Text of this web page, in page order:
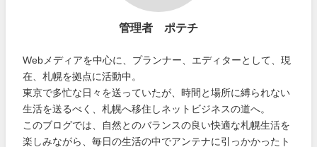
管理者 ポテチ
Webメディアを中心に、プランナー、エディターとして、現
在、札幌を拠点に活動中。
東京で多忙な日々を送っていたが、時間と場所に縛られない
生活を送るべく、札幌へ移住しネットビジネスの道へ。
このブログでは、自然とのバランスの良い快適な札幌生活を
楽しみながら、毎日の生活の中でアンテナに引っかかったト